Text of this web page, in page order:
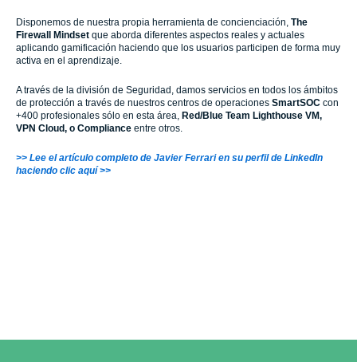
Disponemos de nuestra propia herramienta de concienciación, The
Firewall Mindset que aborda diferentes aspectos reales y actuales
aplicando gamificación haciendo que los usuarios participen de forma muy
activa en el aprendizaje.
A través de la división de Seguridad, damos servicios en todos los ámbitos
de protección a través de nuestros centros de operaciones SmartSOC con
+400 profesionales sólo en esta área, Red/Blue Team Lighthouse VM,
VPN Cloud, o Compliance entre otros.
>> Lee el artículo completo de Javier Ferrari en su perfil de LinkedIn
haciendo clic aquí >>